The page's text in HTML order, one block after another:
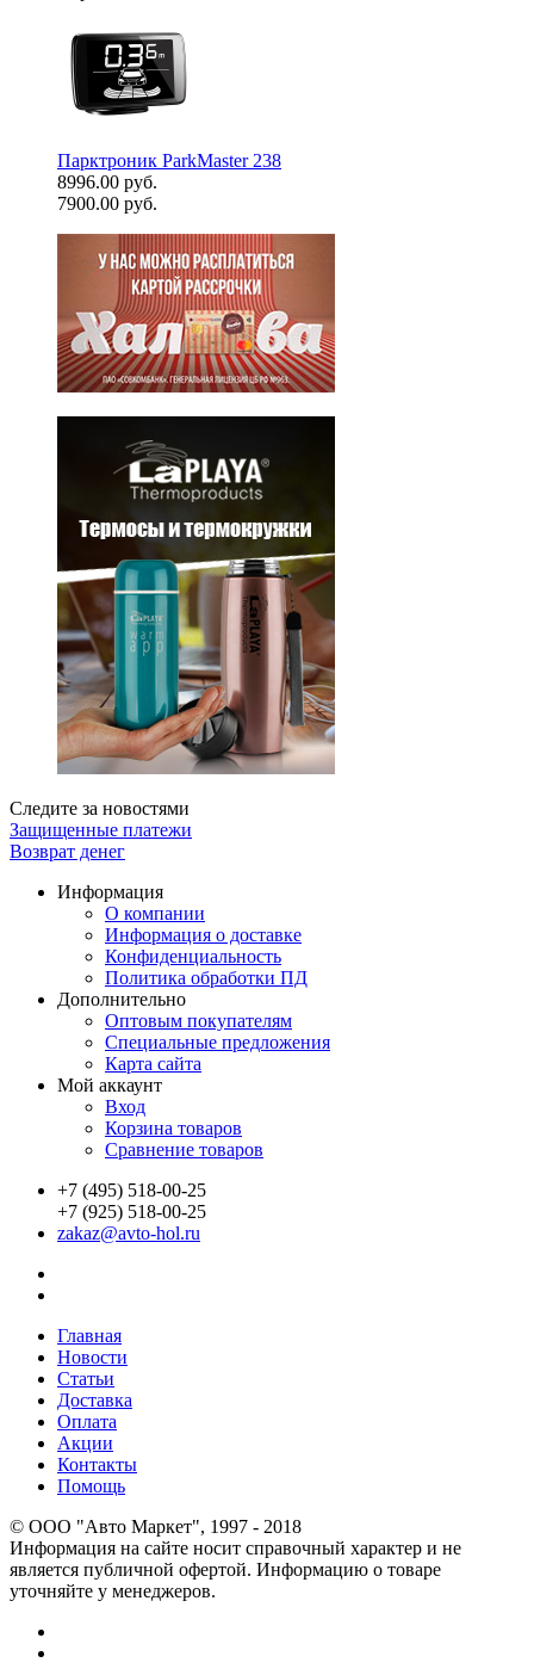
Парктроник ParkMaster 238
8996.00 руб.
7900.00 руб.
Следите за новостями
Защищенные платежи
Возврат денег
Информация
О компании
Информация о доставке
Конфиденциальность
Политика обработки ПД
Дополнительно
Оптовым покупателям
Специальные предложения
Карта сайта
Мой аккаунт
Вход
Корзина товаров
Сравнение товаров
+7 (495) 518-00-25
+7 (925) 518-00-25
zakaz@avto-hol.ru
Главная
Новости
Статьи
Доставка
Оплата
Акции
Контакты
Помощь
© OOO "Авто Маркет", 1997 - 2018
Информация на сайте носит справочный характер и не
является публичной офертой. Информацию о товаре
уточняйте у менеджеров.